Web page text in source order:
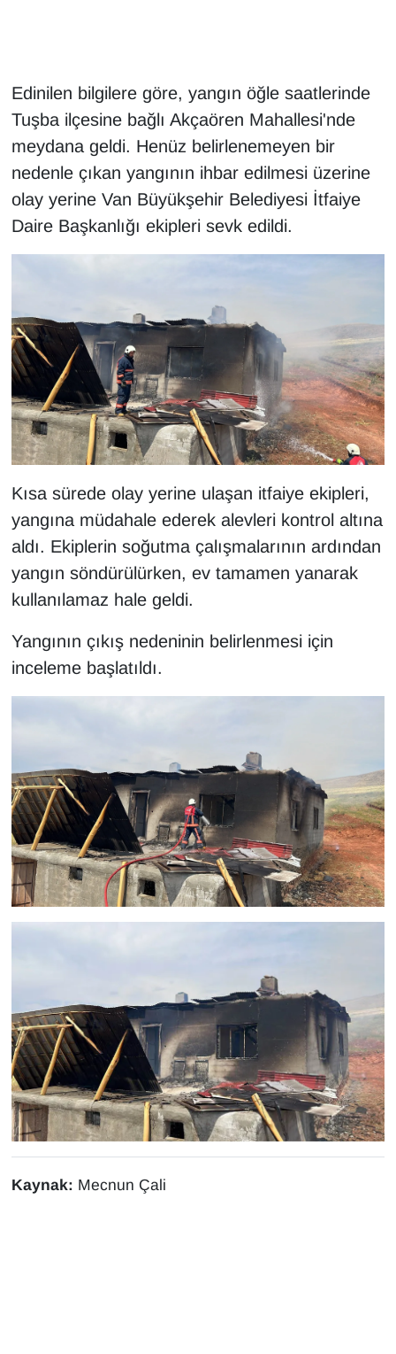
Edinilen bilgilere göre, yangın öğle saatlerinde
Tuşba ilçesine bağlı Akçaören Mahallesi'nde
meydana geldi. Henüz belirlenemeyen bir
nedenle çıkan yangının ihbar edilmesi üzerine
olay yerine Van Büyükşehir Belediyesi İtfaiye
Daire Başkanlığı ekipleri sevk edildi.
Kısa sürede olay yerine ulaşan itfaiye ekipleri,
yangına müdahale ederek alevleri kontrol altına
aldı. Ekiplerin soğutma çalışmalarının ardından
yangın söndürülürken, ev tamamen yanarak
kullanılamaz hale geldi.
Yangının çıkış nedeninin belirlenmesi için
inceleme başlatıldı.
Kaynak: Mecnun Çali
Haber
HABERDE İNSAN
İngilizce
Kadın
Kim Kimdir?
Kültür & Sanat
KURDÎ
MAGAZİN
MEDYA
ONE EKONOMİ
POLİTİKA
RÖPORTAJ
Sinema - TV
SİYASET
SPOR
Turizm
VAN'DA SPOR
Vasıta